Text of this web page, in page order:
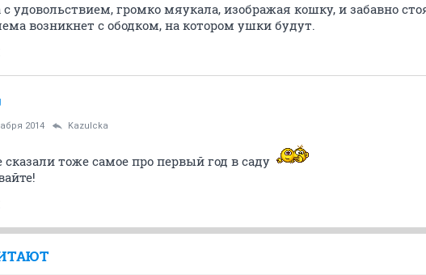
удовольствием, громко мяукала, изображая кошку, и забавно
возникнет с ободком, на котором ушки будут.
2014 Kazulcka
тоже самое про первый год в саду